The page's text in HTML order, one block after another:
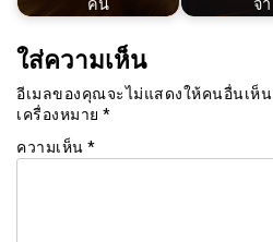
คน
จำ
ใส่ความเห็น
อีเมลของคุณจะไม่แสดงให้คนอื่นเห็น
เครื่องหมาย *
ความเห็น *